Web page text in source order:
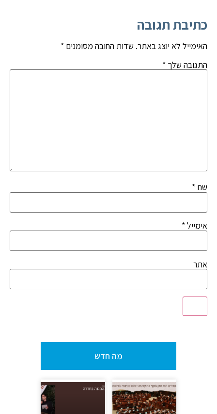
כתיבת תגובה
האימייל לא יוצג באתר. שדות החובה מסומנים *
התגובה שלך *
שם *
אימייל *
אתר
מה חדש